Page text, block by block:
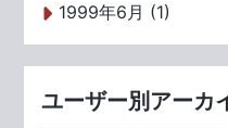
1999年6月 (1)
ユーザー別アーカ